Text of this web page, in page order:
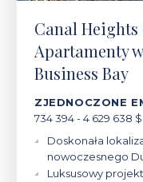
Canal Heights
Apartamenty
Business Bay
ZJEDNOCZONE
734 394 - 4 629 638 $
Doskonała
nowoczesnego
Luksusowy